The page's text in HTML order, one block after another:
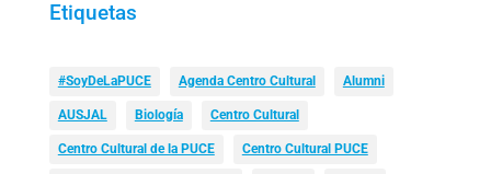
Etiquetas
#SoyDeLaPUCE Agenda Centro Cultural Alumni
AUSJAL Biología Centro Cultural
Centro Cultural de la PUCE Centro Cultural PUCE